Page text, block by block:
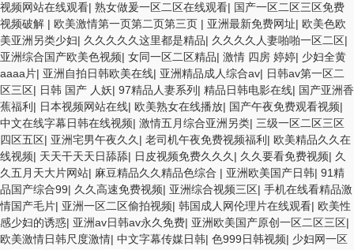
视频网站在线观看| 熟女做爰一区二区在线观看| 国产一区二区三区免费
视频破解 | 欧美激情第一页第二页第三页 | 亚洲最新免费网址| 欧美色欧
美亚洲另类少妇| 久久久久久这里都是精品| 久久久久人妻啪啪一区二区|
亚洲综合国产欧美色视频| 女同一区二区精品| 激情 四房 婷婷| 少妇全黄
aaaa片| 亚洲自拍日韩欧美在线| 亚洲精品成人综合av| 日韩av第一区二
区三区| 日韩 国产 人妖| 97精品人妻系列 | 精品日韩电影在线| 国产亚洲香
蕉福利 | 日本视频网站在线| 欧美熟女在线播放| 国产午夜免费观看视频|
中文在线字幕日韩在线视频| 激情五月综合亚洲另类| 三级一区二区三区
四区五区| 亚洲宅男午夜久久 | 老司机午夜免费视频福利 | 欧美精品久久在
线视频| 天天干天天日舔舔| 日皮视频免费久久久 | 久久要看免费视频| 久
久五月天大片网站| 麻豆精品久久精品色综合 | 亚洲欧美国产日韩| 91精
品国产综合99| 久久高速免费视频| 亚洲综合视频三区| 手机在线看精品激
情国产毛片| 亚洲一区二区偷拍视频| 韩国成人网伦理片在线观看| 欧美性
感少妇的诱惑| 亚洲av日韩av永久免费| 亚洲欧美国产原创一区二区三区|
欧美激情日韩尺度激情| 中文字幕传媒日韩| 色999日韩视频| 少妇网一区